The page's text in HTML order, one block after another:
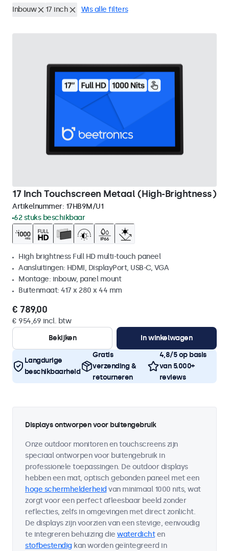
Inbouw 17 inch Wis alle filters
17 Inch Touchscreen Metaal (High-Brightness)
Artikelnummer: 17HB9M/U1
62 stuks beschikbaar
High brightness Full HD multi-touch paneel
Aansluitingen: HDMI, DisplayPort, USB-C, VGA
Montage: inbouw, panel mount
Buitenmaat: 417 x 280 x 44 mm
€ 789,00
€ 954,69 incl. btw
Bekijken
In winkelwagen
Langdurige
beschikbaarheid
Gratis
verzending &
retourneren
4,8/5 op basis
van 5.000+
reviews
Displays ontworpen voor buitengebruik
Onze outdoor monitoren en touchscreens zijn
speciaal ontworpen voor buitengebruik in
professionele toepassingen. De outdoor displays
hebben een mat, optisch gebonden paneel met een
hoge schermhelderheid van minimaal 1000 nits, wat
zorgt voor een perfect afleesbaar beeld zonder
reflecties, zelfs in omgevingen met direct zonlicht.
De displays zijn voorzien van een stevige, eenvoudig
te integreren behuizing die waterdichten
stofbestendig kan worden geïntegreerd in